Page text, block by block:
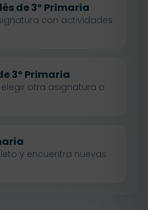
de 3º Primaria
con actividades
3º Primaria
otra asignatura o
y encuentra nuevas